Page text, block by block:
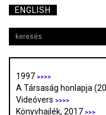
ENGLISH
1997 >>>>
A Társaság honlapja
Videóvers >>>>
Könyvhajlék, 2017 >>>